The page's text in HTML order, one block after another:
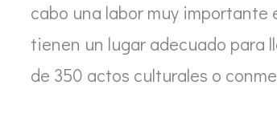
cabo una labor muy
tienen un lugar adecuado para
de 350 actos culturales o